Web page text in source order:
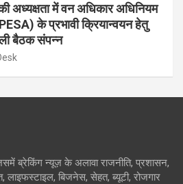
अध्यक्षता में वन अधिकार अधिनियम
के प्रभावी क्रियान्वयन हेतु
बैठक संपन्न
ब्रेकिंग न्यूज़ के अलावा राजनीति, प्रशासन,
बिजनेस, सेहत, ब्यूटी, रोजगार